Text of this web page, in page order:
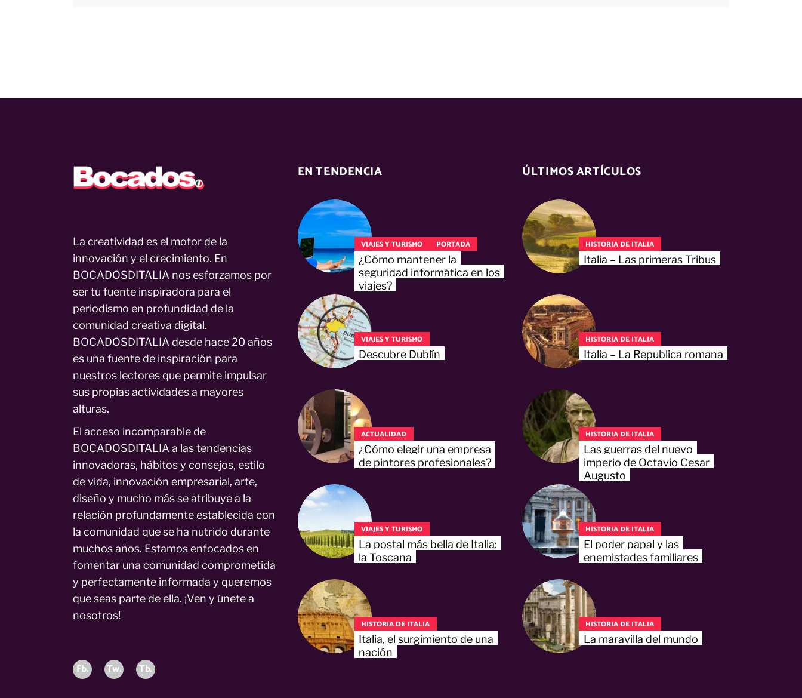
La creatividad es el motor de la
innovación y el crecimiento. En
BOCADOSDITALIA nos esforzamos por
ser tu fuente inspiradora para el
periodismo en profundidad de la
comunidad creativa digital.
BOCADOSDITALIA desde hace 20 años
es una fuente de inspiración para
nuestros lectores que permite impulsar
sus propias actividades a mayores
alturas.
El acceso incomparable de
BOCADOSDITALIA a las tendencias
innovadoras, hábitos y consejos, estilo
de vida, innovación empresarial, arte,
diseño y mucho más se atribuye a la
relación profundamente establecida con
la comunidad que se ha nutrido durante
muchos años. Estamos enfocados en
fomentar una comunidad comprometida
y perfectamente informada y queremos
que seas parte de ella. ¡Ven y únete a
nosotros!
Fb. Tw. Tb.
EN TENDENCIA
VIAJES Y TURISMO PORTADA
¿Cómo mantener la
seguridad informática en los
viajes?
VIAJES Y TURISMO
Descubre Dublín
ACTUALIDAD
¿Cómo elegir una empresa
de pintores profesionales?
VIAJES Y TURISMO
La postal más bella de Italia:
la Toscana
HISTORIA DE ITALIA
Italia, el surgimiento de una
nación
ÚLTIMOS ARTÍCULOS
HISTORIA DE ITALIA
Italia – Las primeras Tribus
HISTORIA DE ITALIA
Italia – La Republica romana
HISTORIA DE ITALIA
Las guerras del nuevo
imperio de Octavio Cesar
Augusto
HISTORIA DE ITALIA
El poder papal y las
enemistades familiares
HISTORIA DE ITALIA
La maravilla del mundo